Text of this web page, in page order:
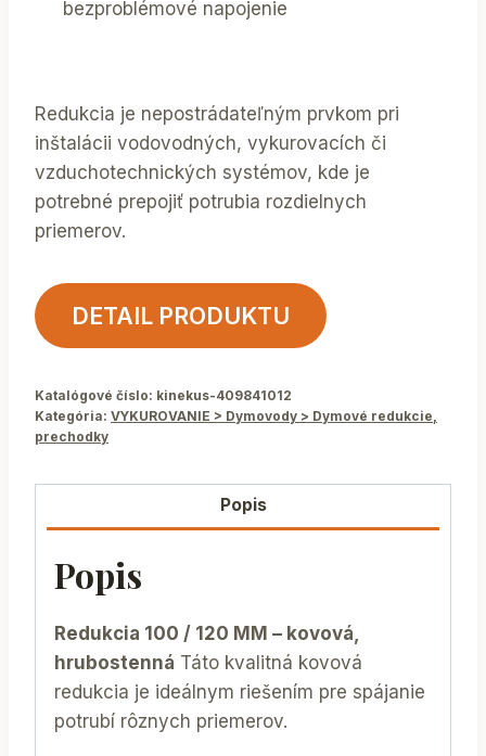
bezproblémové napojenie
Redukcia je nepostrádateľným prvkom pri
inštalácii vodovodných, vykurovacích či
vzduchotechnických systémov, kde je
potrebné prepojiť potrubia rozdielnych
priemerov.
DETAIL PRODUKTU
Katalógové číslo: kinekus-409841012
Kategória: VYKUROVANIE > Dymovody > Dymové redukcie,
prechodky
Popis
Popis
Redukcia 100 / 120 MM – kovová,
hrubostenná Táto kvalitná kovová
redukcia je ideálnym riešením pre spájanie
potrubí rôznych priemerov.